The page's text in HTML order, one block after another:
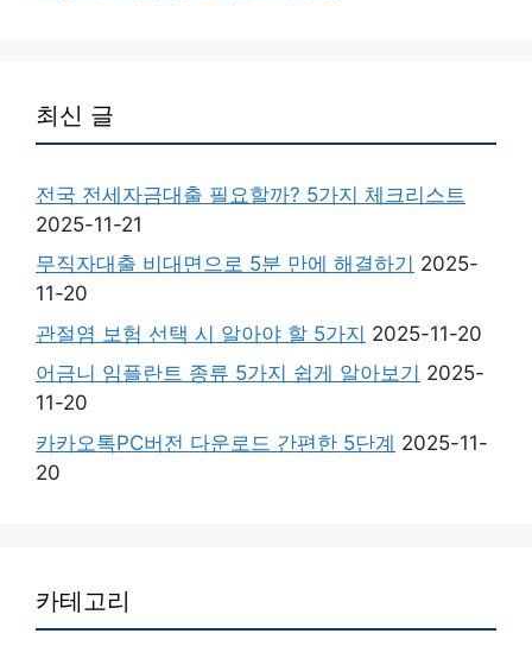
최신 글
전국 전세자금대출 필요할까? 5가지 체크리스트
2025-11-21
무직자대출 비대면으로 5분 만에 해결하기 2025-
11-20
관절염 보험 선택 시 알아야 할 5가지 2025-11-20
어금니 임플란트 종류 5가지 쉽게 알아보기 2025-
11-20
카카오톡PC버전 다운로드 간편한 5단계 2025-11-
20
카테고리